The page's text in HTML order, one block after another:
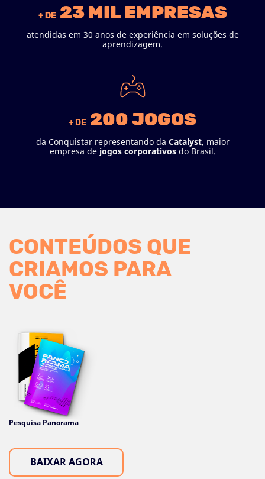
+ DE23 MIL EMPRESAS
atendidas em 30 anos de experiência em soluções de
aprendizagem.
+ DE 200 JOGOS
da Conquistar representando da Catalyst, maior
empresa dejogos corporativosdo Brasil.
CONTEÚDOS QUE
CRIAMOS PARA
VOCÊ
Pesquisa Panorama
BAIXAR AGORA